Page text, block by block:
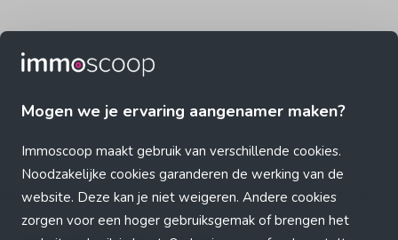
Mogen we je ervaring aangenamer maken?
Immoscoop maakt gebruik van verschillende cookies.
Noodzakelijke cookies garanderen de werking van de
website. Deze kan je niet weigeren. Andere cookies
zorgen voor een hoger gebruiksgemak of brengen het
Application error: a client-side exception has occurred (see the